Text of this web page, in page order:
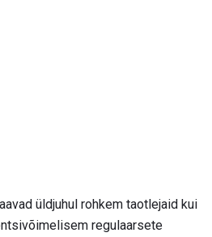
üldjuhul rohkem taotlejaid kui
regulaarsete